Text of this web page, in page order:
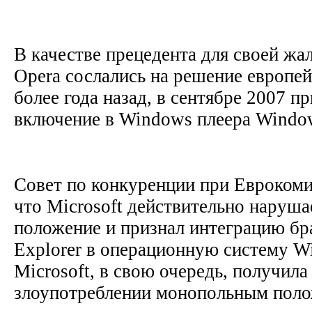
В качестве прецедента для своей
Opera сослались на решение
более года назад, в сентябре 2007
включение в Windows плеера
Совет по конкуренции при
что Microsoft действительно
положение и признал интеграцию
Explorer в операционную систему
Microsoft, в свою очередь, получила
злоупотреблении монопольным